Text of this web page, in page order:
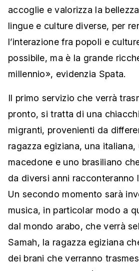
accoglie e valorizza la
lingue e culture diverse, per
l’interazione fra popoli e
possibile, ma è la grande
millennio», evidenzia Spata.
Il primo servizio che verrà
pronto, si tratta di una
migranti, provenienti da
ragazza egiziana, una italiana,
macedone e uno brasiliano
da diversi anni racconteranno
Un secondo momento sarà
musica, in particolar modo a
dal mondo arabo, che verrà
Samah, la ragazza egiziana
dei brani che verranno